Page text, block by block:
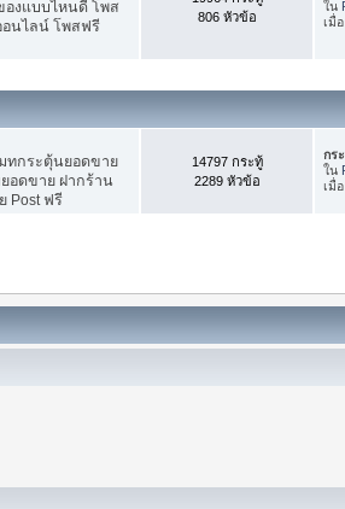
องแบบไหนดี โพส
นไลน์ โพสฟรี
806 หัวข้อ
ใน
เมื่
ทกระตุ้นยอดขาย
อดขาย ฝากร้าน
Post ฟรี
14797 กระทู้
2289 หัวข้อ
กร
ใน
เมื่